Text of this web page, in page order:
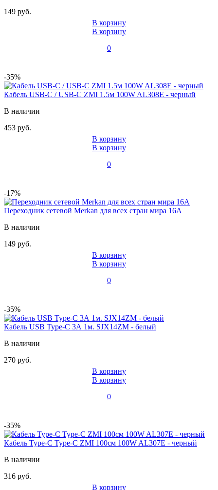
149 руб.
В корзину
В корзину
0
-35%
Кабель USB-C / USB-C ZMI 1.5м 100W AL308E - черный
В наличии
453 руб.
В корзину
В корзину
0
-17%
Переходник сетевой Merkan для всех стран мира 16A
В наличии
149 руб.
В корзину
В корзину
0
-35%
Кабель USB Type-C 3А 1м. SJX14ZM - белый
В наличии
270 руб.
В корзину
В корзину
0
-35%
Кабель Type-C Type-C ZMI 100см 100W AL307E - черный
В наличии
316 руб.
В корзину